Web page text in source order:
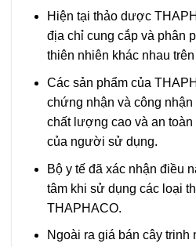
Hiện tại thảo dược
địa chỉ cung cắp và phân
thiên nhiên khác nhau
Các sản phẩm của
chứng nhận và công
chất lượng cao và an
của người sử dụng.
Bộ y tế đã xác nhận điều
tâm khi sử dụng các loại
THAPHACO.
Ngoài ra giá bán cây trinh